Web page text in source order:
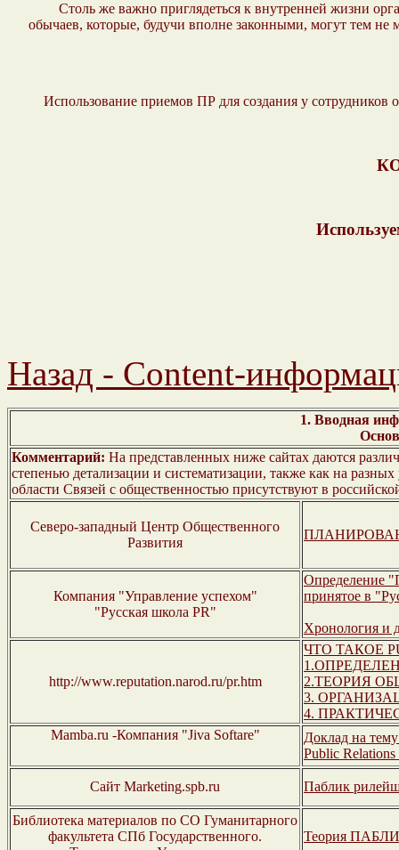
Столь же важно приглядеться к внутренней жизни
обычаев, которые, будучи вполне законными, могут тем
Использование приемов ПР для создания у сотрудников
Назад - Content-
1. Вводная
Комментарий: На представленных ниже сайтах даются
степенью детализации и систематизации, также как на
области Связей с общественностью присутствуют в
Северо-западный Центр Общественного
Развития
Компания "Управление успехом"
"Русская школа PR"
Определение
принятое в
Хронология и
http://www.reputation.narod.ru/pr.htm
ЧТО ТАКОЕ
2.ТЕОРИЯ
3.
4.
Mamba.ru -Компания "Jiva Softare"
Доклад на
Public Relations
Сайт Marketing.spb.ru Паблик
Библиотека материалов по СО Гуманитарного
факультета СПб Государственного.
Теория